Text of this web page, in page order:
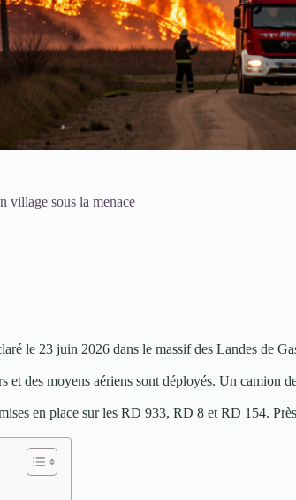
village sous la menace
le 23 juin 2026 dans le massif des Landes de
et des moyens aériens sont déployés. Un camion
en place sur les RD 933, RD 8 et RD 154.